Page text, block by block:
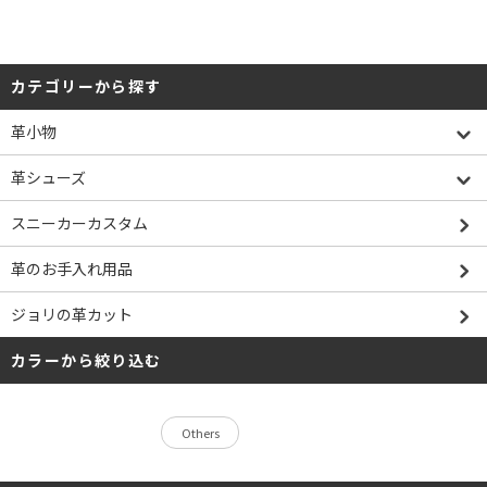
カテゴリーから探す
革小物
革シューズ
スニーカーカスタム
革のお手入れ用品
ジョリの革カット
カラーから絞り込む
Others